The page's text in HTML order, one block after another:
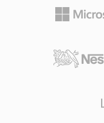
ATSC และ
ทนทาน โครงสร้
ตัวแปลงสัญญาณ
ออกแบบรองรับ
สำหรับ
หลายแทร็ก แท็ก
เริ่มต้นสำหรับแ